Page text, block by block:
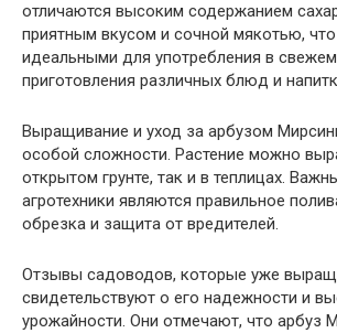
отличаются высоким содержанием
приятным вкусом и сочной мякотью,
идеальными для употребления в
приготовления различных блюд и
Выращивание и уход за арбузом
особой сложности. Растение можно
открытом грунте, так и в теплицах.
агротехники являются правильное
обрезка и защита от вредителей.
Отзывы садоводов, которые уже
свидетельствуют о его надежности и
урожайности. Они отмечают, что арбуз